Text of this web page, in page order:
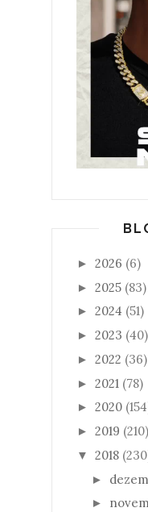
► 2026 (6)
► 2025 (83)
► 2024 (51)
► 2023 (40)
► 2022 (36)
► 2021 (78)
► 2020
► 2019 (210)
▼ 2018
►
►